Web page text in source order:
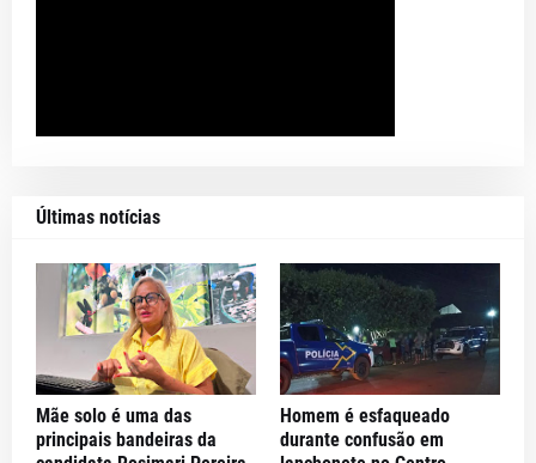
Últimas notícias
Mãe solo é uma das
principais bandeiras da
Homem é esfaqueado
durante confusão em